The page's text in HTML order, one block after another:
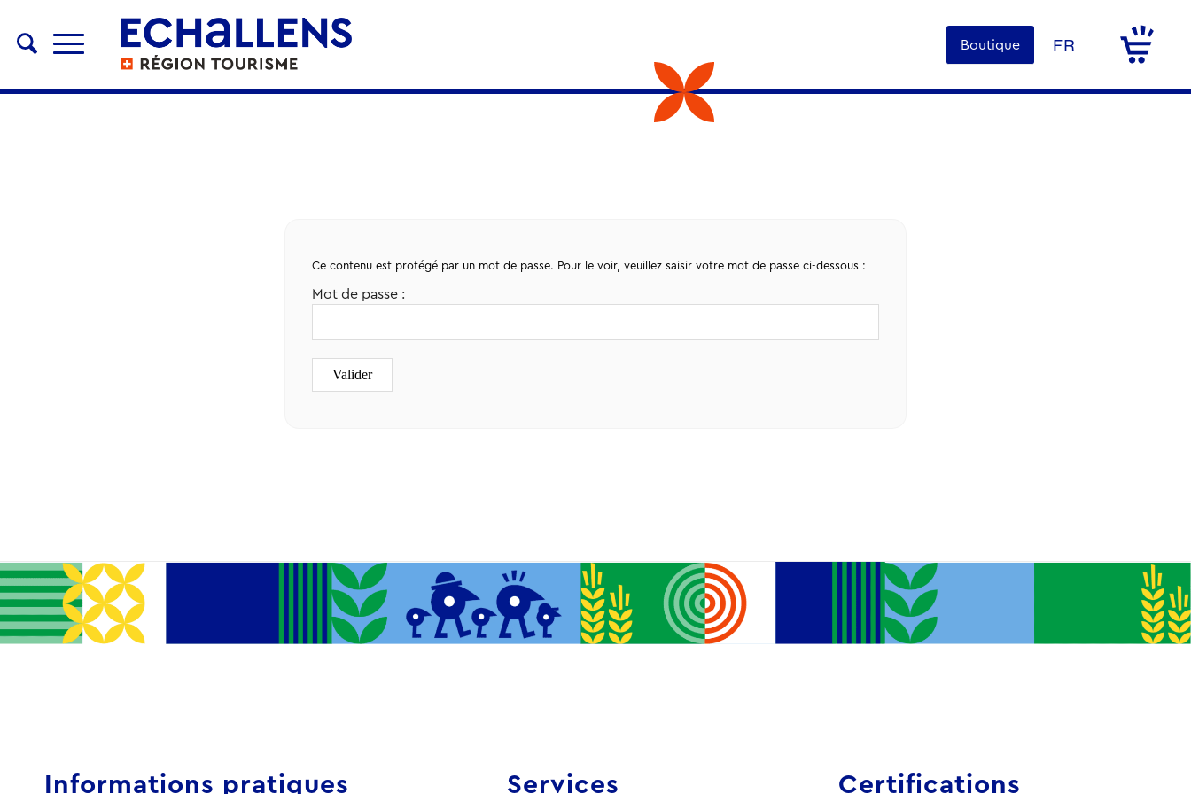
Boutique
Ce contenu est protégé par un mot de passe. Pour le voir, veuillez saisir votre mot de passe ci-dessous :
Mot de passe :
Informations pratiques Services Certifications